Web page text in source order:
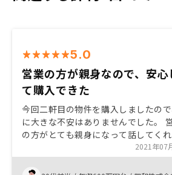
5.0
営業の方が親身なので、安心
て購入できた
今回二軒目の物件を購入しましたの
に大きな不安はありませんでした。
の方がとても親身になって話してく
ので、安心して購入できました。 オ
ー向けに、なにか抽選などの特典や
トがあると良いと思います。
2021年07